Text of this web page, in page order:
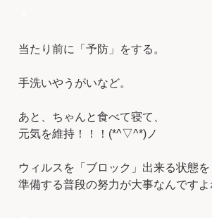
当たり前に「予防」をする。
手洗いやうがいなど。
あと、ちゃんと食べて寝て、
元気を維持！！！(*^▽^*)ノ
ウィルスを「ブロック」出来る状態を
準備する普段の努力が大事なんですよ